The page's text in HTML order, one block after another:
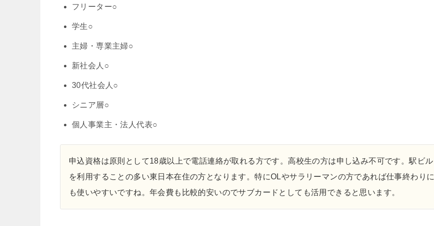
フリーター○
学生○
主婦・専業主婦○
新社会人○
30代社会人○
シニア層○
個人事業主・法人代表○
申込資格は原則として18歳以上で電話連絡が取れる方です。高校生の方は申し込み不可です。駅ビル
を利用することの多い東日本在住の方となります。特にOLやサラリーマンの方であれば仕事終わりに
も使いやすいですね。年会費も比較的安いのでサブカードとしても活用できると思います。